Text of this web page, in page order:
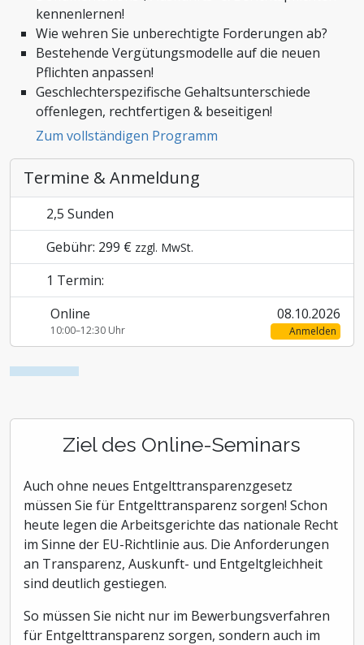
Zoll und Außenhandel
kennenlernen!
Wie wehren Sie unberechtigte Forderungen ab?
Bestehende Vergütungsmodelle auf die neuen
Pflichten anpassen!
Geschlechterspezifische Gehaltsunterschiede
offenlegen, rechtfertigen & beseitigen!
Zum vollständigen Programm
Termine & Anmeldung
2,5 Sunden
Gebühr: 299 € zzgl. MwSt.
1 Termin:
Online
10:00–12:30 Uhr
08.10.2026
Anmelden
Ziel des Online-Seminars
Auch ohne neues Entgelttransparenzgesetz
müssen Sie für Entgelttransparenz sorgen! Schon
heute legen die Arbeitsgerichte das nationale Recht
im Sinne der EU-Richtlinie aus. Die Anforderungen
an Transparenz, Auskunft- und Entgeltgleichheit
sind deutlich gestiegen.
So müssen Sie nicht nur im Bewerbungsverfahren
für Entgelttransparenz sorgen, sondern auch im